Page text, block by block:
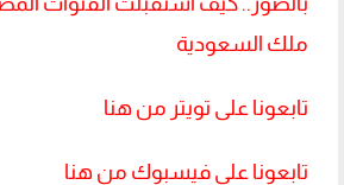
ملك السعودية
تابعونا على تويتر من هنا
تابعونا على فيسبوك من هنا